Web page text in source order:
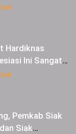
Hardiknas
Ini Sangat
Pemkab Siak
Siak